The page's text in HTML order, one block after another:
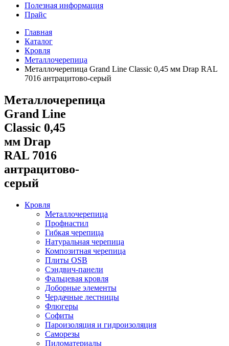
Полезная информация
Прайс
Главная
Каталог
Кровля
Металлочерепица
Металлочерепица Grand Line Classic 0,45 мм Drap RAL
7016 антрацитово-серый
Металлочерепица
Grand Line
Classic 0,45
мм Drap
RAL 7016
антрацитово-
серый
Кровля
Металлочерепица
Профнастил
Гибкая черепица
Натуральная черепица
Композитная черепица
Плиты OSB
Сэндвич-панели
Фальцевая кровля
Доборные элементы
Чердачные лестницы
Флюгеры
Софиты
Пароизоляция и гидроизоляция
Саморезы
Пиломатериалы